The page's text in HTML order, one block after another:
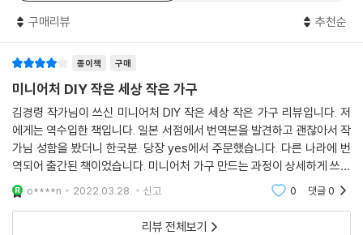
21 서랍장
23 책상 서랍장
24 접시 선반
25 책상 의자
26 의자
27 원형 스툴
28 야외 테이블
29 야외 의자
구매리뷰 추천순
종이책 구매
미니어처 DIY 작은 세상 작은 가구
김경령 작가님이 쓰신 미니어처 DIY 작은 세상 작은 가구 리뷰입니다. 저
에게는 역수입한 책입니다. 일본 서점에서 번역본을 발견하고 괜찮아서 작
가님 성함을 봤더니 한국분. 당장 yes에서 주문했습니다. 다른 나라에 번
역되어 출간된 책이었습니다. 미니어처 가구 만드는 과정이 상세하게 쓰여
있어서 저 같은 초보도 왠지 만들 수 있을 것 같은 느낌입니다. 아직까지는
보기만 하고 있
o****n 2022.03.28. 신고 0 댓글0
리뷰 전체보기